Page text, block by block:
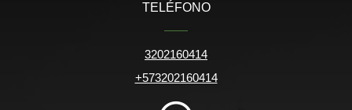
TELÉFONO
3202160414
+573202160414